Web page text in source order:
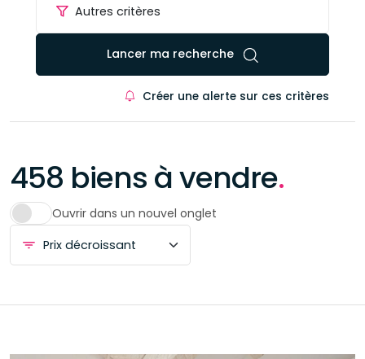
Autres critères
Lancer ma recherche
Créer une alerte sur ces critères
458 biens à vendre.
Ouvrir dans un nouvel onglet